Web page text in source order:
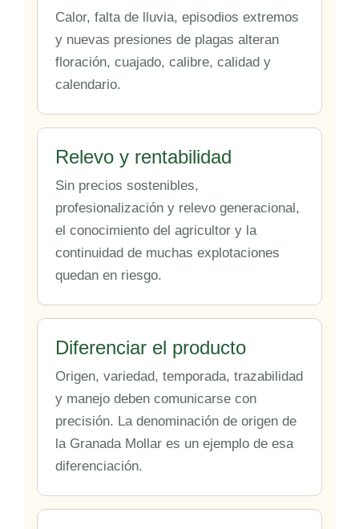
Calor, falta de lluvia, episodios extremos
y nuevas presiones de plagas alteran
floración, cuajado, calibre, calidad y
calendario.
Relevo y rentabilidad
Sin precios sostenibles,
profesionalización y relevo generacional,
el conocimiento del agricultor y la
continuidad de muchas explotaciones
quedan en riesgo.
Diferenciar el producto
Origen, variedad, temporada, trazabilidad
y manejo deben comunicarse con
precisión. La denominación de origen de
la Granada Mollar es un ejemplo de esa
diferenciación.